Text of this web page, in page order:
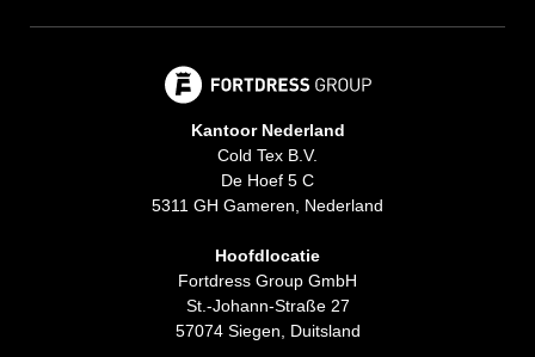
Kantoor Nederland
Cold Tex B.V.
De Hoef 5 C
5311 GH Gameren, Nederland
Hoofdlocatie
Fortdress Group GmbH
St.-Johann-Straße 27
57074 Siegen, Duitsland